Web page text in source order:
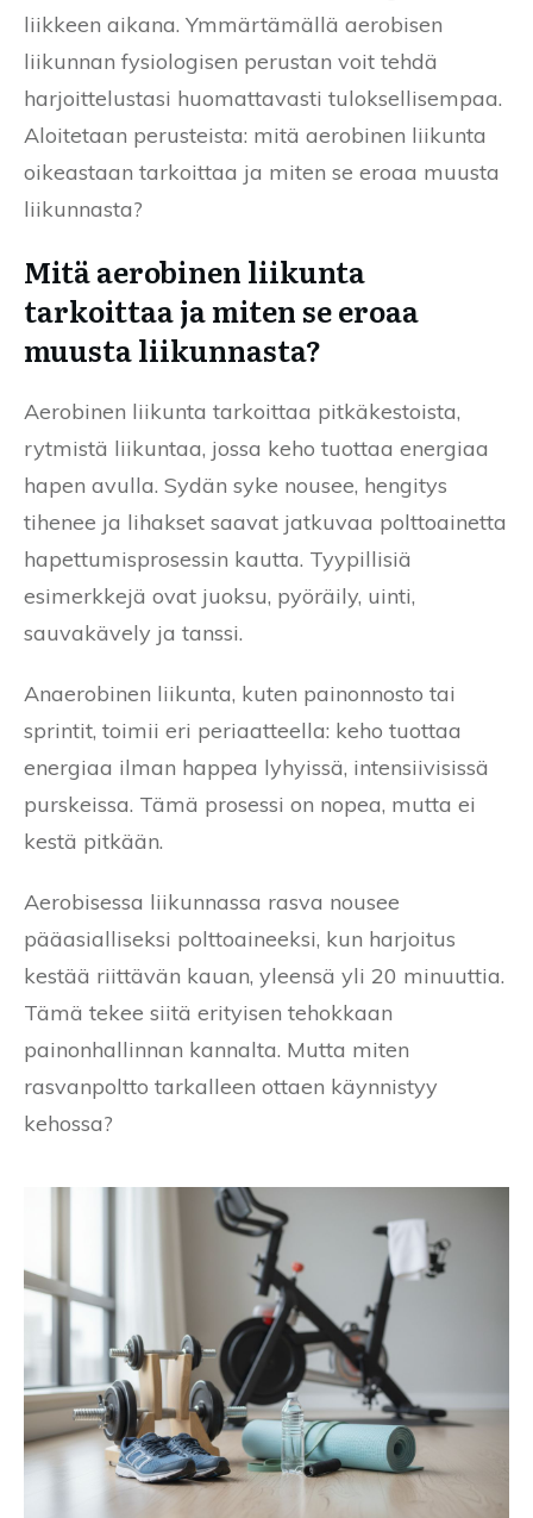
liikkeen aikana. Ymmärtämällä aerobisen
liikunnan fysiologisen perustan voit tehdä
harjoittelustasi huomattavasti tuloksellisempaa.
Aloitetaan perusteista: mitä aerobinen liikunta
oikeastaan tarkoittaa ja miten se eroaa muusta
liikunnasta?
Mitä aerobinen liikunta
tarkoittaa ja miten se eroaa
muusta liikunnasta?
Aerobinen liikunta tarkoittaa pitkäkestoista,
rytmistä liikuntaa, jossa keho tuottaa energiaa
hapen avulla. Sydän syke nousee, hengitys
tihenee ja lihakset saavat jatkuvaa polttoainetta
hapettumisprosessin kautta. Tyypillisiä
esimerkkejä ovat juoksu, pyöräily, uinti,
sauvakävely ja tanssi.
Anaerobinen liikunta, kuten painonnosto tai
sprintit, toimii eri periaatteella: keho tuottaa
energiaa ilman happea lyhyissä, intensiivisissä
purskeissa. Tämä prosessi on nopea, mutta ei
kestä pitkään.
Aerobisessa liikunnassa rasva nousee
pääasialliseksi polttoaineeksi, kun harjoitus
kestää riittävän kauan, yleensä yli 20 minuuttia.
Tämä tekee siitä erityisen tehokkaan
painonhallinnan kannalta. Mutta miten
rasvanpoltto tarkalleen ottaen käynnistyy
kehossa?